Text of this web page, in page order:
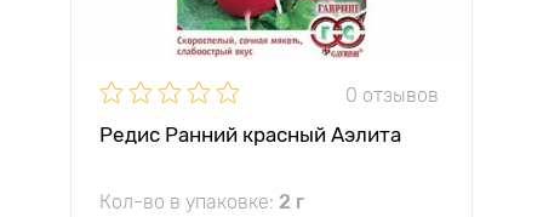
0 отзывов
Редис Ранний красный Аэлита
Кол-во в упаковке: 2 г